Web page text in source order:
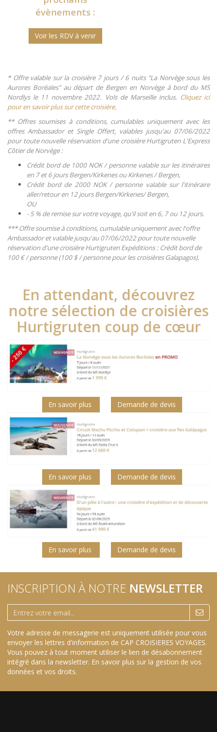
évènements :
Voir les RDV à venir
* Offre valable sur la croisière 7 jours / 6 nuits "La Norvège sous les
Aurores Boréales" au départ de Bergen en Norvège à bord du MS
Nordlys le 11 novembre 2022. Vols de Marseille inclus. Cliquez ici
pour en savoir plus sur cette croisière.
** Offres soumises à conditions, cumulables uniquement avec les
offres Ambassador et Single Offert, valables jusqu'au 07/06/2022
pour toute nouvelle réservation d'une croisière Hurtigruten L'Express
Côtier de Norvège :
Crédit bord de 1000 NOK / personne valable sur les itinéraires
en 7 et 6 jours Bergen/Kirkenes ou Kirkenes / Bergen,
Crédit bord de 2000 NOK / personne valable sur l'itinéraire
aller/retour en 12 jours Bergen/Kirkenes/ Bergen,
OU
- 5 % de remise sur votre voyage, qu'il soit en 6, 7 ou 12 jours.
*** Offre soumise à conditions, cumulable uniquement avec l'offre
Ambassador et valable jusqu'au 07/06/2022 pour toute nouvelle
réservation d'une croisière Hurtigruten Expéditions : Crédit bord de
100 € / personne (100 $ / personne pour les croisières Galapagos).
En attendant, découvrez
notre sélection de croisières
Hurtigruten coup de cœur
En savoir plus Demande de devis
En savoir plus Demande de devis
En savoir plus Demande de devis
INSCRIPTION À NOTRE NEWSLETTER
Votre adresse de messagerie est uniquement utilisée pour vous
envoyer les lettres d'information de CAP CROISIERES VOYAGES.
Vous pouvez à tout moment utiliser le lien de désabonnement
intégré dans la newsletter. En savoir plus sur la gestion de vos
données et vos droits.